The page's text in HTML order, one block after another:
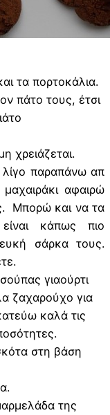
τα πορτοκάλια.
πάτο τους, έτσι
χρειάζεται.
λίγο παραπάνω απ
αφαιρώ
Μπορώ και να τα
κάπως πιο
σάρκα τους.
γιαούρτι
ζαχαρούχο για
καλά τις
στη βάση
της